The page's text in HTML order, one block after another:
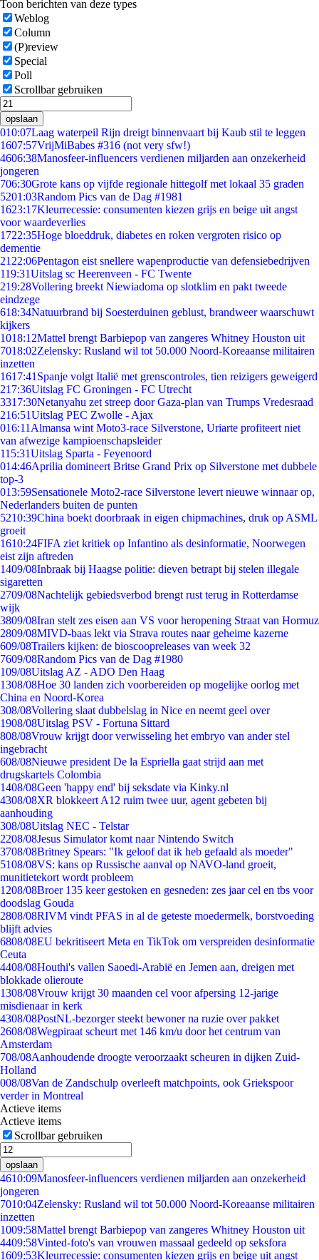
Toon berichten van deze types
Weblog
Column
(P)review
Special
Poll
Scrollbar gebruiken
opslaan
010:07Laag waterpeil Rijn dreigt binnenvaart bij Kaub stil te leggen
1607:57VrijMiBabes #316 (not very sfw!)
4606:38Manosfeer-influencers verdienen miljarden aan onzekerheid
jongeren
706:30Grote kans op vijfde regionale hittegolf met lokaal 35 graden
5201:03Random Pics van de Dag #1981
1623:17Kleurrecessie: consumenten kiezen grijs en beige uit angst
voor waardeverlies
1722:35Hoge bloeddruk, diabetes en roken vergroten risico op
dementie
21 22:06Pentagon eist snellere wapenproductie van defensiebedrijven
119:31Uitslag sc Heerenveen - FC Twente
219:28Vollering breekt Niewiadoma op slotklim en pakt tweede
eindzege
618:34Natuurbrand bij Soesterduinen geblust, brandweer waarschuwt
kijkers
1018:12Mattel brengt Barbiepop van zangeres Whitney Houston uit
7018:02Zelensky: Rusland wil tot 50.000 Noord-Koreaanse militairen
inzetten
1617:41 Spanje volgt Italië met grenscontroles, tien reizigers geweigerd
217:36Uitslag FC Groningen - FC Utrecht
3317:30Netanyahu zet streep door Gaza-plan van Trumps Vredesraad
216:51Uitslag PEC Zwolle - Ajax
016:11 Almansa wint Moto3-race Silverstone, Uriarte profiteert niet
van afwezige kampioenschapsleider
115:31Uitslag Sparta - Feyenoord
014:46Aprilia domineert Britse Grand Prix op Silverstone met dubbele
top-3
013:59Sensationele Moto2-race Silverstone levert nieuwe winnaar op,
Nederlanders buiten de punten
5210:39China boekt doorbraak in eigen chipmachines, druk op ASML
groeit
1610:24FIFA ziet kritiek op Infantino als desinformatie, Noorwegen
eist zijn aftreden
1409/08Inbraak bij Haagse politie: dieven betrapt bij stelen illegale
sigaretten
2709/08Nachtelijk gebiedsverbod brengt rust terug in Rotterdamse
wijk
3809/08Iran stelt zes eisen aan VS voor heropening Straat van Hormuz
2809/08MIVD-baas lekt via Strava routes naar geheime kazerne
609/08Trailers kijken: de bioscoopreleases van week 32
7609/08Random Pics van de Dag #1980
109/08Uitslag AZ - ADO Den Haag
1308/08Hoe 30 landen zich voorbereiden op mogelijke oorlog met
China en Noord-Korea
308/08Vollering slaat dubbelslag in Nice en neemt geel over
1908/08Uitslag PSV - Fortuna Sittard
808/08Vrouw krijgt door verwisseling het embryo van ander stel
ingebracht
608/08Nieuwe president De la Espriella gaat strijd aan met
drugskartels Colombia
1408/08Geen 'happy end' bij seksdate via Kinky.nl
4308/08XR blokkeert A12 ruim twee uur, agent gebeten bij
aanhouding
308/08Uitslag NEC - Telstar
2208/08Jesus Simulator komt naar Nintendo Switch
3708/08Britney Spears: "Ik geloof dat ik heb gefaald als moeder"
5108/08VS: kans op Russische aanval op NAVO-land groeit,
munitietekort wordt probleem
1208/08Broer 135 keer gestoken en gesneden: zes jaar cel en tbs voor
doodslag Gouda
2808/08RIVM vindt PFAS in al de geteste moedermelk, borstvoeding
blijft advies
6808/08EU bekritiseert Meta en TikTok om verspreiden desinformatie
Ceuta
4408/08Houthi's vallen Saoedi-Arabië en Jemen aan, dreigen met
blokkade olieroute
1308/08Vrouw krijgt 30 maanden cel voor afpersing 12-jarige
misdienaar in kerk
4308/08PostNL-bezorger steekt bewoner na ruzie over pakket
2608/08Wegpiraat scheurt met 146 km/u door het centrum van
Amsterdam
708/08Aanhoudende droogte veroorzaakt scheuren in dijken Zuid-
Holland
008/08Van de Zandschulp overleeft matchpoints, ook Griekspoor
verder in Montreal
Actieve items
Actieve items
Scrollbar gebruiken
opslaan
4610:09Manosfeer-influencers verdienen miljarden aan onzekerheid
jongeren
7010:04Zelensky: Rusland wil tot 50.000 Noord-Koreaanse militairen
inzetten
1009:58Mattel brengt Barbiepop van zangeres Whitney Houston uit
4409:58Vinted-foto's van vrouwen massaal gedeeld op seksfora
1609:53Kleurrecessie: consumenten kiezen grijs en beige uit angst